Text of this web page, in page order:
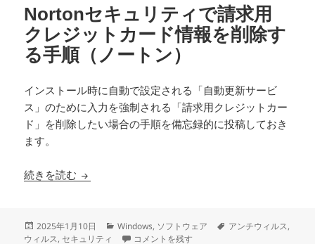
Nortonセキュリティで請求用
クレジットカード情報を削除す
る手順（ノートン）
インストール時に自動で設定される「自動更新サービ
ス」のために入力を強制される「請求用クレジットカー
ド」を削除したい場合の手順を備忘録的に投稿しておき
ます。
続きを読む Nortonセキュリティで請求用クレジットカード
投
稿
2025年1月10日
カ
テ
Windows, ソフトウェア
タ
アンチウィルス,
ウィルス, セキュリティ Nortonセキュリティで請求用クレジットカー
コメントを残す